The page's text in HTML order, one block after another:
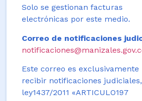
Solo se gestionan facturas
electrónicas por este medio.
Correo de notificaciones
Este correo es exclusivamente
recibir notificaciones judiciales,
ley1437/2011 «ARTICULO197